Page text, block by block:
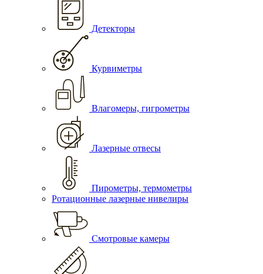
Детекторы
Курвиметры
Влагомеры, гигрометры
Лазерные отвесы
Пирометры, термометры
Ротационные лазерные нивелиры
Смотровые камеры